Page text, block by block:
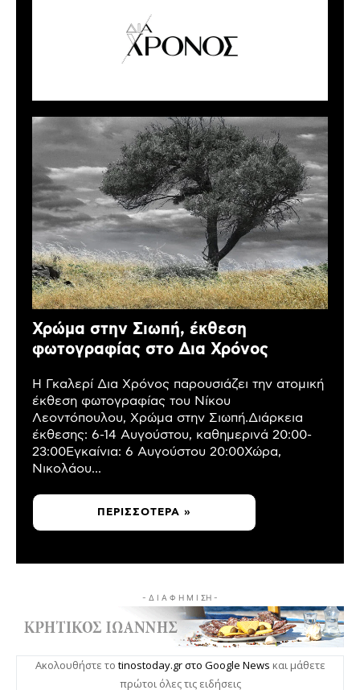
Χρώμα στην Σιωπή, έκθεση
φωτογραφίας στο Δια Χρόνος
Η Γκαλερί Δια Χρόνος παρουσιάζει την ατομική
έκθεση φωτογραφίας του Νίκου
Λεοντόπουλου, Χρώμα στην Σιωπή.Διάρκεια
έκθεσης: 6-14 Αυγούστου, καθημερινά 20:00-
23:00Εγκαίνια: 6 Αυγούστου 20:00Χώρα,
Νικολάου...
ΠΕΡΙΣΣΌΤΕΡΑ »
- Δ Ι Α Φ Η Μ Ι ΣΗ -
Ακολουθήστε το tinostoday.gr στο Google News και μάθετε
πρώτοι όλες τις ειδήσεις